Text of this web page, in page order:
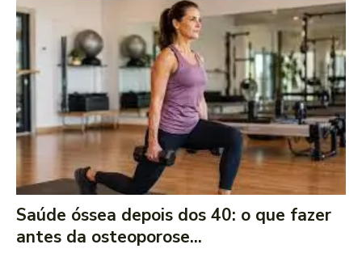
Saúde óssea depois dos 40: o que fazer
antes da osteoporose...